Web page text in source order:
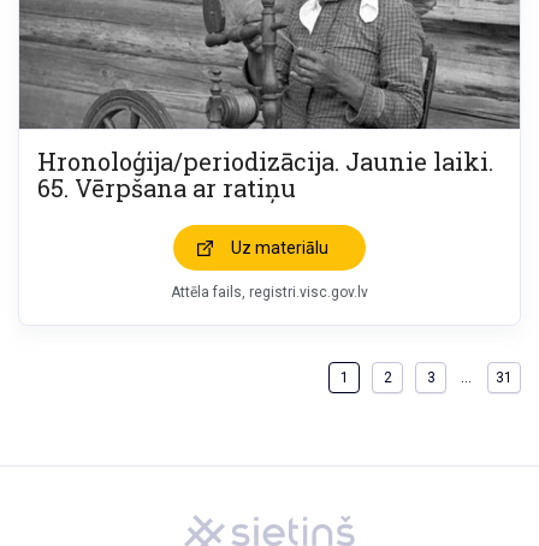
Hronoloģija/periodizācija. Jaunie laiki.
65. Vērpšana ar ratiņu
Uz materiālu
Attēla fails registri.visc.gov.lv
1 2 3 31